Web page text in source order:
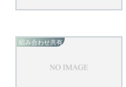
組み合わせ共有